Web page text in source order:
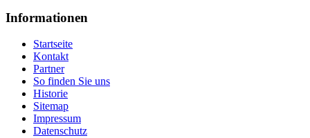
Informationen
Startseite
Kontakt
Partner
So finden Sie uns
Historie
Sitemap
Impressum
Datenschutz